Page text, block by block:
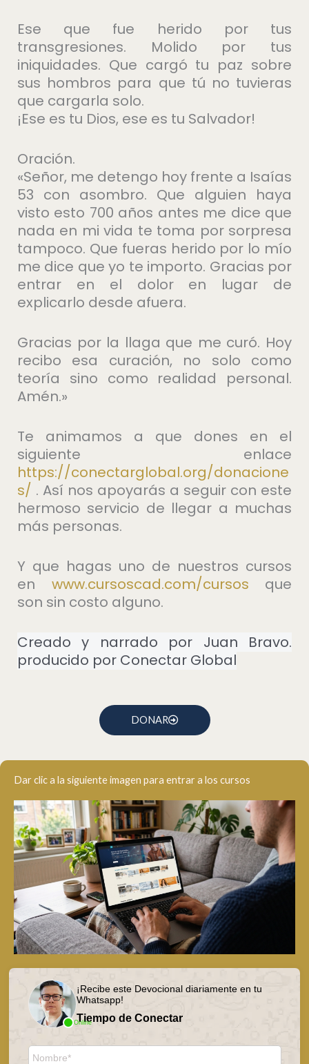
Ese que fue herido por tus
transgresiones. Molido por tus
iniquidades. Que cargó tu paz sobre
sus hombros para que tú no tuvieras
que cargarla solo.
¡Ese es tu Dios, ese es tu Salvador!
Oración.
«Señor, me detengo hoy frente a Isaías
53 con asombro. Que alguien haya
visto esto 700 años antes me dice que
nada en mi vida te toma por sorpresa
tampoco. Que fueras herido por lo mío
me dice que yo te importo. Gracias por
entrar en el dolor en lugar de
explicarlo desde afuera.
Gracias por la llaga que me curó. Hoy
recibo esa curación, no solo como
teoría sino como realidad personal.
Amén.»
Te animamos a que dones en el
siguiente enlace
https://conectarglobal.org/donacione
s/ . Así nos apoyarás a seguir con este
hermoso servicio de llegar a muchas
más personas.
Y que hagas uno de nuestros cursos
en ⁠www.cursoscad.com/cursos⁠ que
son sin costo alguno.
Creado y narrado por Juan Bravo.
producido por Conectar Global
DONAR
Dar clic a la siguiente imagen para entrar a los cursos
Online
¡Recibe este Devocional diariamente en tu
Whatsapp!
Tiempo de Conectar